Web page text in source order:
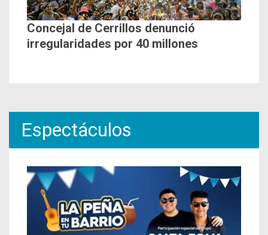
Concejal de Cerrillos denunció
irregularidades por 40 millones
Espectáculos